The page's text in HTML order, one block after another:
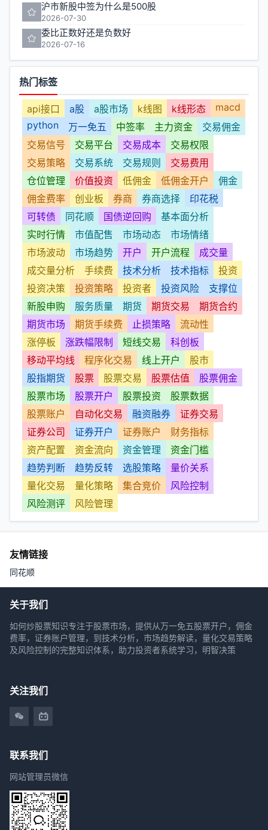
沪市新股中签为什么是500股
2026-07-30
委比正数好还是负数好
2026-07-16
热门标签
api接口 a股 a股市场 k线图 k线形态
macd
python
万一免五 中签率 主力资金
交易佣金
交易信号
交易平台 交易成本
交易权限
交易策略
交易系统 交易规则
交易费用
仓位管理
价值投资 低佣金 低佣金开户
佣金
佣金费率
创业板 券商 券商选择
印花税
可转债
同花顺 国债逆回购
基本面分析
实时行情
市值配售 市场动态
市场情绪
市场波动
市场趋势 开户 开户流程
成交量
成交量分析
手续费 技术分析 技术指标
投资
投资决策
投资策略 投资者 投资风险
支撑位
新股申购
服务质量 期货 期货交易
期货合约
期货市场
期货手续费 止损策略
流动性
涨停板
涨跌幅限制 短线交易
科创板
移动平均线
程序化交易 线上开户
股市
股指期货
股票 股票交易 股票估值
股票佣金
股票市场
股票开户 股票投资
股票数据
股票账户
自动化交易 融资融券
证券交易
证券公司
证券开户 证券账户
财务指标
资产配置
资金流向 资金管理
资金门槛
趋势判断
趋势反转 选股策略
量价关系
量化交易
量化策略 集合竞价
风险控制
风险测评
风险管理
友情链接
同花顺
关于我们
如何炒股票知识专注于股票市场，提供从万一免五股票开户，佣金
费率，证券账户管理，到技术分析，市场趋势解读，量化交易策略
及风险控制的完整知识体系，助力投资者系统学习，明智决策
关注我们
联系我们
网站管理员微信